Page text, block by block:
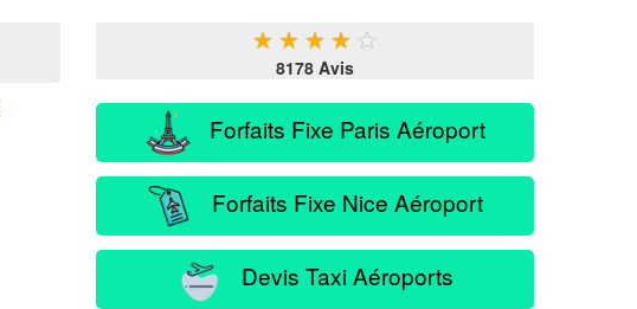
★ ★ ★ ★ ★
8178 Avis
Forfaits Fixe Paris Aéroport
Forfaits Fixe Nice Aéroport
Devis Taxi Aéroports